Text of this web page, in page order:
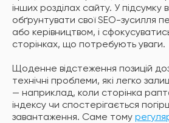
інших розділах сайту. У
обґрунтувати свої SEO-зусилля
або керівництвом, і
сторінках, що потребують уваги.
Щоденне відстеження позицій
технічні проблеми, які легко
— наприклад, коли сторінка
індексу чи спостерігається
завантаження. Саме тому